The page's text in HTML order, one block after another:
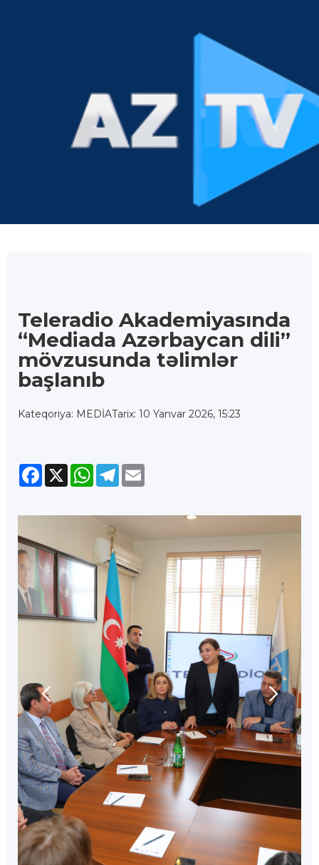
Teleradio Akademiyasında
“Mediada Azərbaycan dili”
mövzusunda təlimlər
başlanıb
Kateqoriya: MEDİATarix: 10 Yanvar 2026, 15:23
Facebook
X WhatsApp
Telegram